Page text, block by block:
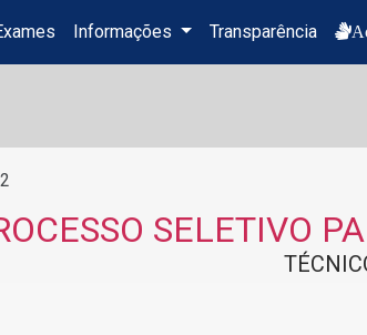
Informações Transparência
SELETIVO